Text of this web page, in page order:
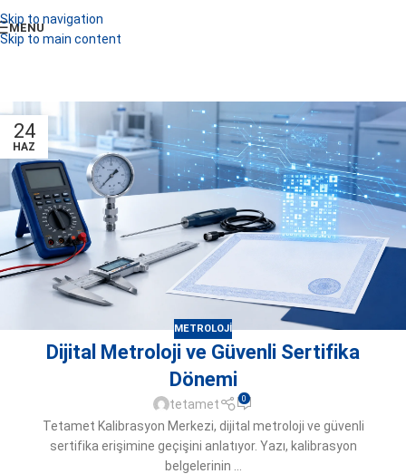
Skip to navigation
Skip to main content
MENU
24
HAZ
METROLOJI
Dijital Metroloji ve Güvenli Sertifika
Dönemi
tetamet 0
Tetamet Kalibrasyon Merkezi, dijital metroloji ve güvenli
sertifika erişimine geçişini anlatıyor. Yazı, kalibrasyon
belgelerinin ...